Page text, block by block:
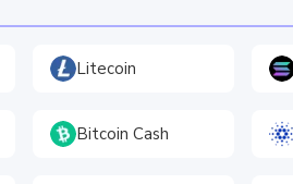
Litecoin
Bitcoin Cash